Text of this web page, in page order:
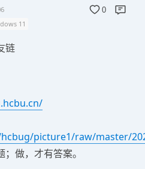
0
11
链
picture1/raw/master/
做，才有答案。